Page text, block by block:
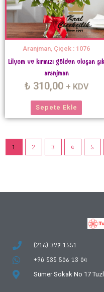
Aranjman, Çiçek : 1076
Lilyum ve kırmızı gülden oluşan şık
aranjman
₺ 310,00 + KDV
Sepete Ekle
1 2 3 4 5
(216) 397 1551
+90 535 506 13 04
Sümer Sokak No 17